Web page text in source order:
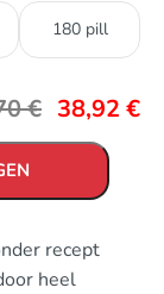
180 pill
€ 38,92 €
recept
heel